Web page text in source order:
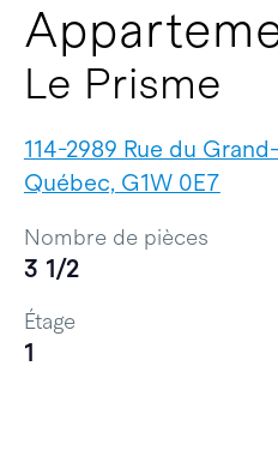
Le Prisme
114-2989 Rue du
Québec, G1W 0E7
Nombre de pièces
3 1/2
Étage
1